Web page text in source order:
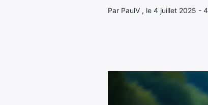
Par PaulV , le 4 juillet 2025 -